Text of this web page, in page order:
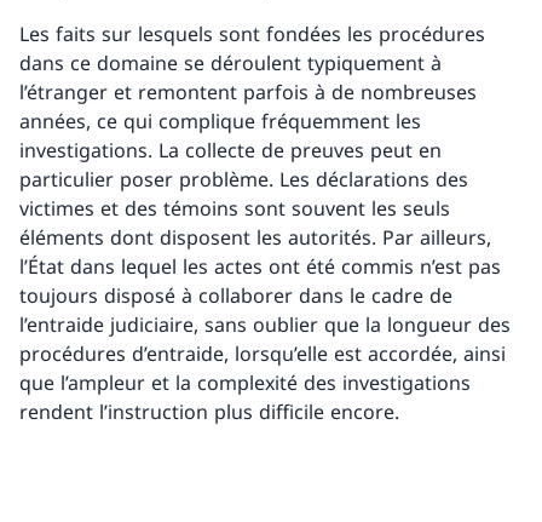
Les faits sur lesquels sont fondées les procédures
dans ce domaine se déroulent typiquement à
l’étranger et remontent parfois à de nombreuses
années, ce qui complique fréquemment les
investigations. La collecte de preuves peut en
particulier poser problème. Les déclarations des
victimes et des témoins sont souvent les seuls
éléments dont disposent les autorités. Par ailleurs,
l’État dans lequel les actes ont été commis n’est pas
toujours disposé à collaborer dans le cadre de
l’entraide judiciaire, sans oublier que la longueur des
procédures d’entraide, lorsqu’elle est accordée, ainsi
que l’ampleur et la complexité des investigations
rendent l’instruction plus difficile encore.